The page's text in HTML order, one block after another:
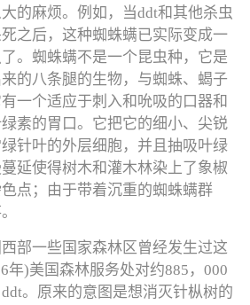
的麻烦。例如，当ddt和其他杀虫
之后，这种蜘蛛螨已实际变成一
。蜘蛛螨不是一个昆虫种，它是
的八条腿的生物，与蜘蛛、蝎子
一个适应于刺入和吮吸的口器和
素的胃口。它把它的细小、尖锐
针叶的外层细胞，并且抽吸叶绿
延使得树木和灌木林染上了象椒
点；由于带着沉重的蜘蛛螨群
部一些国家森林区曾经发生过这
年)美国森林服务处对约885，000
。原来的意图是想消灭针枞树的